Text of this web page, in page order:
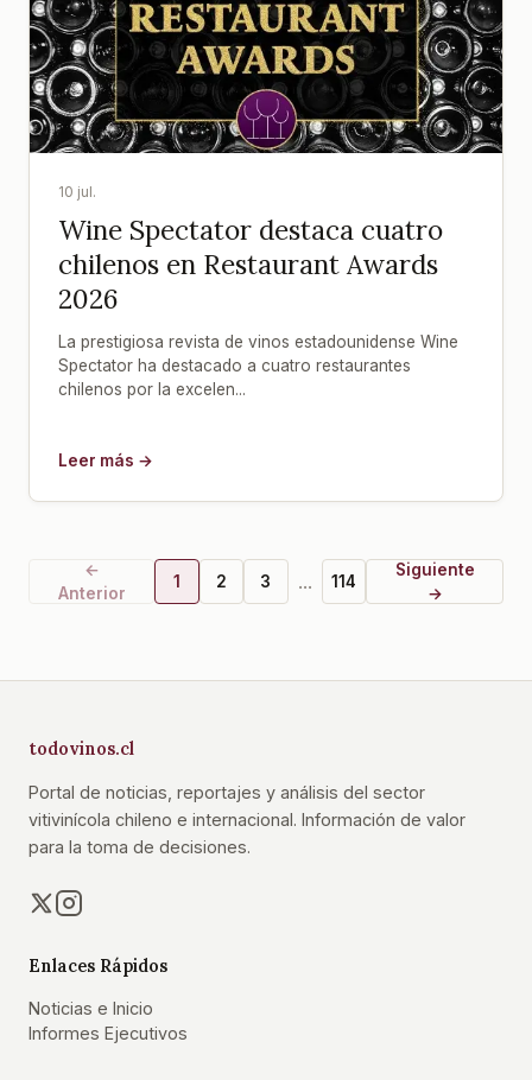
10 jul.
Wine Spectator destaca cuatro
chilenos en Restaurant Awards
2026
La prestigiosa revista de vinos estadounidense Wine
Spectator ha destacado a cuatro restaurantes
chilenos por la excelen...
Leer más →
←
Anterior
1 2 3 ... 114
Siguiente
→
todovinos.cl
Portal de noticias, reportajes y análisis del sector
vitivinícola chileno e internacional. Información de valor
para la toma de decisiones.
Enlaces Rápidos
Noticias e Inicio
Informes Ejecutivos